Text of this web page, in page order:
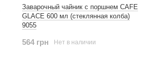
Заварочный чайник с поршнем CAFE
GLACE 600 мл (стеклянная колба)
9055
564 грн Нет в наличии